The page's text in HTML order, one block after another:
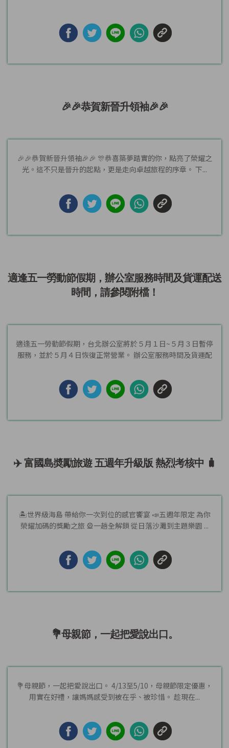
🎉🎉恭賀新晉升領袖🎉🎉
🎉🎉恭賀新晉升領袖🎉🎉 🎊恭喜築夢踏實的你，點亮了榮耀之
光。這不只是晉升的起點，更是走向卓越旅程的序章。 下...
適逢五一勞動節假期，辦公室服務時間及貨運配送
時間，請參閱附檔！
適逢五一勞動節假期，台北辦公室將於５月１日~５月３日暫停
服務，並於５月４日恢復正常營業。 辦公室服務時間及貨運配
✈️ 富國島奬勵旅遊 五週年升級版 熱烈考核中 🧳
🏝️世界級海島 帶給你一次到位的感官饗宴 📣五週年限定 為你
榮耀加碼的獎勵之旅 🎡一趟全解鎖 從日落沙灘到主題樂園 ...
💐母親節，一起把愛說出口。
💐母親節，一起把愛說出口。 4/13至5/10，母親節限定優惠，
用實在好禮，讓媽媽感受到被在乎、被珍惜。 趁現在...